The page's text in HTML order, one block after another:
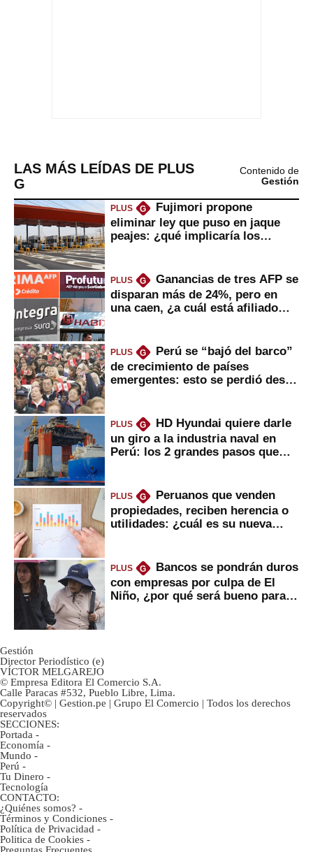
LAS MÁS LEÍDAS DE PLUS
G
Contenido de
Gestión
PLUS G
Fujimori propone
eliminar ley que puso en jaque
peajes: ¿qué implicaría los
PLUS G
Ganancias de tres AFP se
disparan más de 24%, pero en
una caen, ¿a cuál está afiliado
PLUS G
Perú se “bajó del barco”
de crecimiento de países
emergentes: esto se perdió desde
PLUS G
HD Hyundai quiere darle
un giro a la industria naval en
Perú: los 2 grandes pasos que
PLUS G
Peruanos que venden
propiedades, reciben herencia o
utilidades: ¿cuál es su nueva
PLUS G
Bancos se pondrán duros
con empresas por culpa de El
Niño, ¿por qué será bueno para
Gestión
Director Periodístico (e)
VÍCTOR MELGAREJO
© Empresa Editora El Comercio S.A.
Calle Paracas #532, Pueblo Libre, Lima.
Copyright© | Gestion.pe | Grupo El Comercio | Todos los derechos
reservados
SECCIONES:
Portada -
Economía -
Mundo -
Perú -
Tu Dinero -
Tecnología
CONTACTO:
¿Quiénes somos? -
Términos y Condiciones -
Política de Privacidad -
Politica de Cookies -